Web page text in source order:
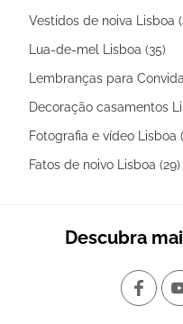
Vestidos de noiva Lisboa
Lua-de-mel Lisboa (35)
Lembranças para
Decoração casamentos
Fotografia e vídeo Lisboa
Fatos de noivo Lisboa (29)
Descubra